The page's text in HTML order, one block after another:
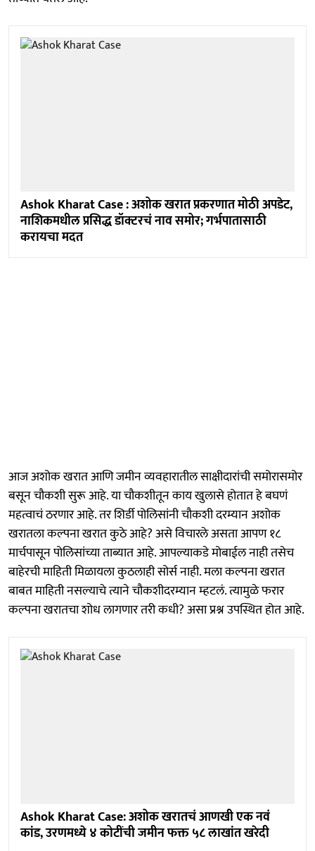
Ashok Kharat Case : अशोक खरात प्रकरणात मोठी अपडेट,
नाशिकमधील प्रसिद्ध डॉक्टरचं नाव समोर; गर्भपातासाठी
करायचा मदत
आज अशोक खरात आणि जमीन व्यवहारातील साक्षीदारांची समोरासमोर
बसून चौकशी सुरू आहे. या चौकशीतून काय खुलासे होतात हे बघणं
महत्वाचं ठरणार आहे. तर शिर्डी पोलिसांनी चौकशी दरम्यान अशोक
खरातला कल्पना खरात कुठे आहे? असे विचारले असता आपण १८
मार्चपासून पोलिसांच्या ताब्यात आहे. आपल्याकडे मोबाईल नाही तसेच
बाहेरची माहिती मिळायला कुठलाही सोर्स नाही. मला कल्पना खरात
बाबत माहिती नसल्याचे त्याने चौकशीदरम्यान म्हटलं. त्यामुळे फरार
कल्पना खरातचा शोध लागणार तरी कधी? असा प्रश्न उपस्थित होत आहे.
Ashok Kharat Case: अशोक खरातचं आणखी एक नवं
कांड, उरणमध्ये ४ कोटींची जमीन फक्त ५८ लाखांत खरेदी